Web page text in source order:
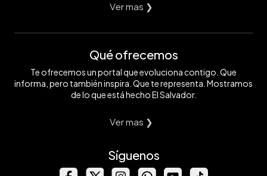
Ver mas ❯
Qué ofrecemos
Te ofrecemos un portal que evoluciona contigo. Que
informa, pero también inspira. Que te representa. Mostramos
de lo que está hecho El Salvador.
Ver mas ❯
Síguenos